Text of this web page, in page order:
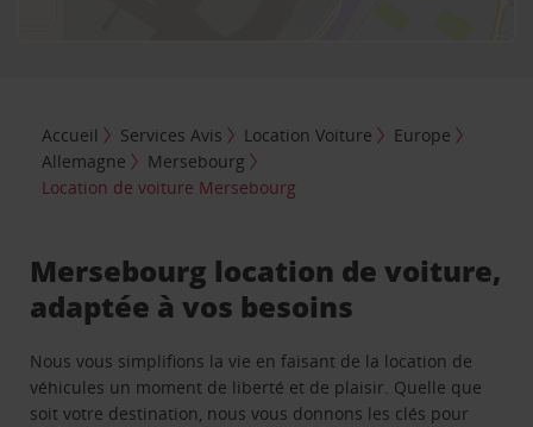
Accueil Services Avis Location Voiture
Europe
Allemagne
Mersebourg
Location de voiture Mersebourg
Mersebourg location de voiture,
adaptée à vos besoins
Nous vous simplifions la vie en faisant de la location de
véhicules un moment de liberté et de plaisir. Quelle que
soit votre destination, nous vous donnons les clés pour